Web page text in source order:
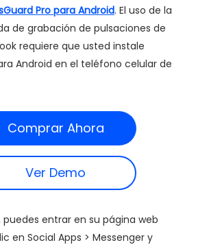
Pro para Android. El uso de la
de grabación de pulsaciones de
requiere que usted instale
Android en el teléfono celular de
Comprar Ahora
Ver Demo
puedes entrar en su página web
en Social Apps > Messenger y